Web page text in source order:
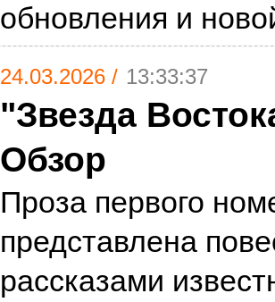
обновления и
24.03.2026 / 13:33:37
"Звезда
Обзор
Проза первого
представлена
рассказами